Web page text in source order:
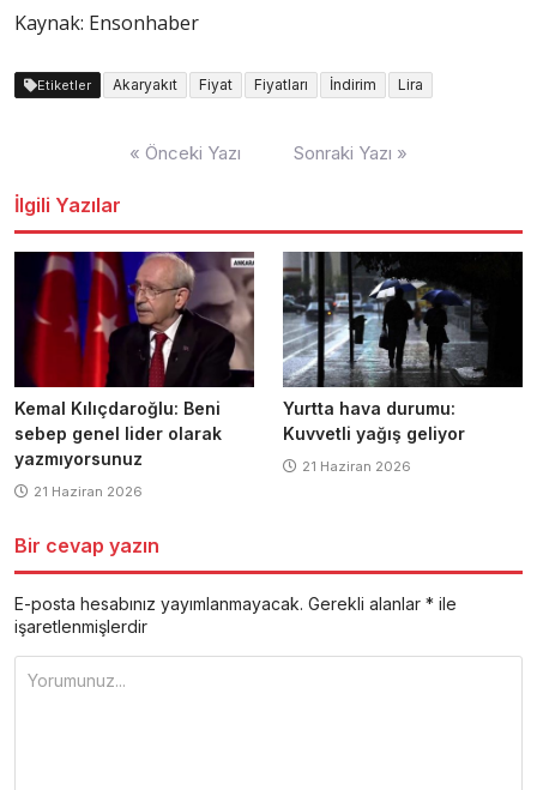
Kaynak: Ensonhaber
Etiketler Akaryakıt Fiyat Fiyatları İndirim Lira
« Önceki Yazı Sonraki Yazı »
İlgili Yazılar
Kemal Kılıçdaroğlu: Beni
sebep genel lider olarak
yazmıyorsunuz
21 Haziran 2026
Yurtta hava durumu:
Kuvvetli yağış geliyor
21 Haziran 2026
Bir cevap yazın
E-posta hesabınız yayımlanmayacak. Gerekli alanlar * ile
işaretlenmişlerdir